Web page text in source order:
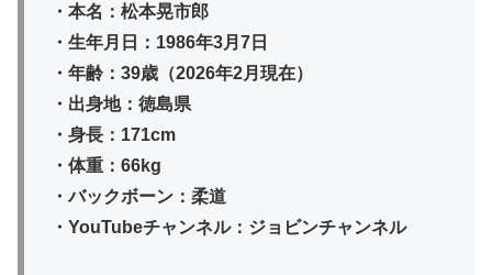
・本名：松本晃市郎
・生年月日：1986年3月7日
・年齢：39歳（2026年2月現在）
・出身地：徳島県
・身長：171cm
・体重：66kg
・バックボーン：柔道
・YouTubeチャンネル：ジョビンチャンネル